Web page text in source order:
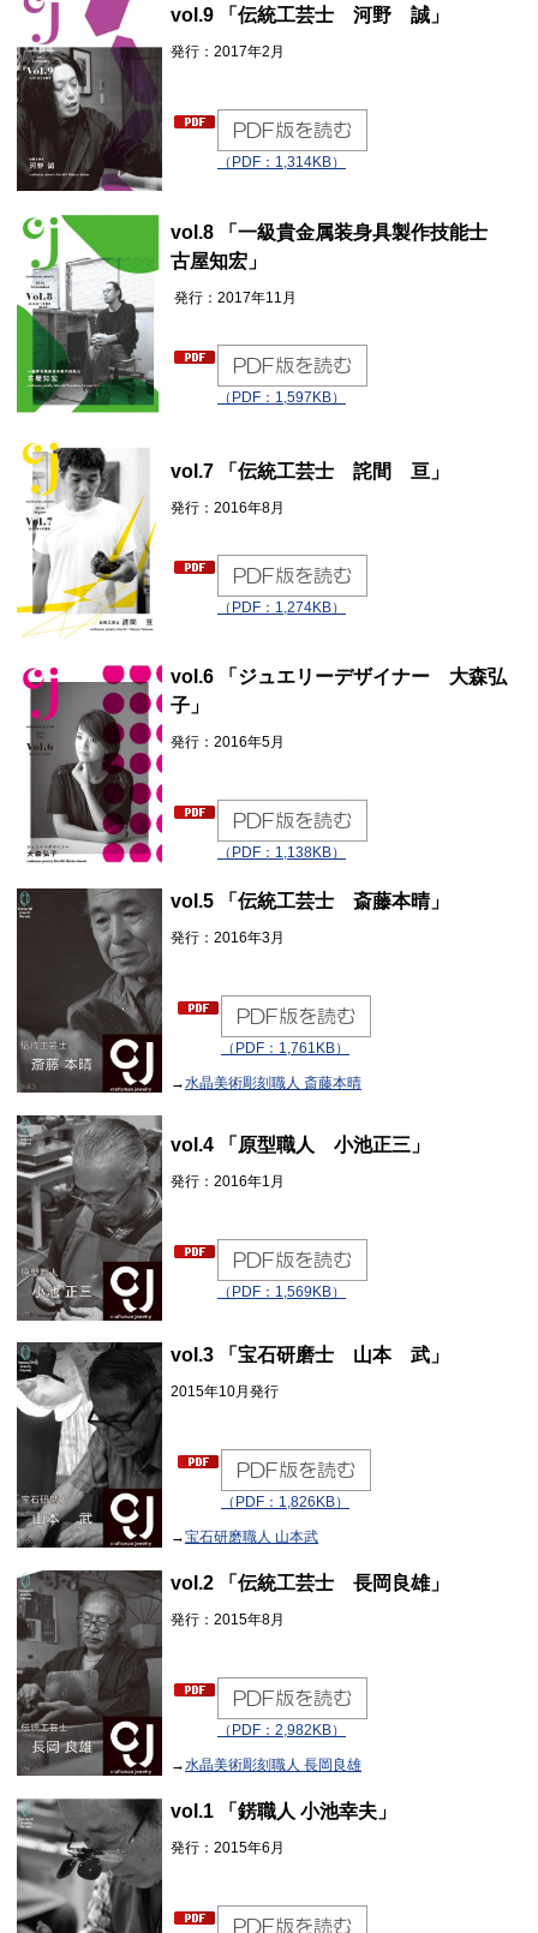
vol.9 「伝統工芸士 河野 誠」
発行：2017年2月
（PDF：1,314KB）
vol.8 「一級貴金属装身具製作技能士
古屋知宏」
発行：2017年11月
（PDF：1,597KB）
vol.7 「伝統工芸士 詫間 亘」
発行：2016年8月
（PDF：1,274KB）
vol.6 「ジュエリーデザイナー 大森弘
子」
発行：2016年5月
（PDF：1,138KB）
vol.5 「伝統工芸士 斎藤本晴」
発行：2016年3月
（PDF：1,761KB）
→水晶美術彫刻職人 斎藤本晴
vol.4 「原型職人 小池正三」
発行：2016年1月
（PDF：1,569KB）
vol.3 「宝石研磨士 山本 武」
2015年10月発行
（PDF：1,826KB）
→宝石研磨職人 山本武
vol.2 「伝統工芸士 長岡良雄」
発行：2015年8月
（PDF：2,982KB）
→水晶美術彫刻職人 長岡良雄
vol.1 「錺職人 小池幸夫」
発行：2015年6月